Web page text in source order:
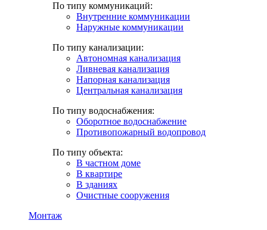
По типу коммуникаций:
Внутренние коммуникации
Наружные коммуникации
По типу канализации:
Автономная канализация
Ливневая канализация
Напорная канализация
Центральная канализация
По типу водоснабжения:
Оборотное водоснабжение
Противопожарный водопровод
По типу объекта:
В частном доме
В квартире
В зданиях
Очистные сооружения
Монтаж